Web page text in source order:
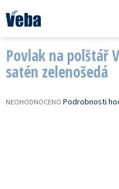
na
obsah
Povlak na polštář
satén zelenošedá
PRŮMĚRNÉ
NEOHODNOCENO Podrobnosti